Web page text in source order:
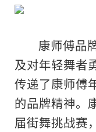
康师傅品
及对年轻舞者
传递了康师傅
的品牌精神。
届街舞挑战赛